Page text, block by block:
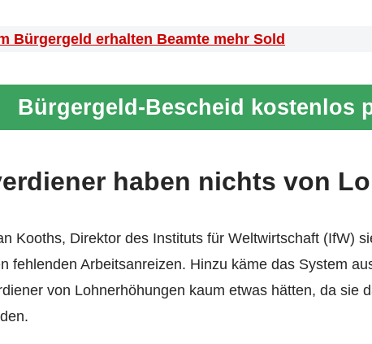
Bürgergeld erhalten Beamte mehr Sold
Bürgergeld-Bescheid kostenlos
haben nichts von
Kooths, Direktor des Instituts für Weltwirtschaft (IfW)
fehlenden Arbeitsanreizen. Hinzu käme das System
von Lohnerhöhungen kaum etwas hätten, da sie